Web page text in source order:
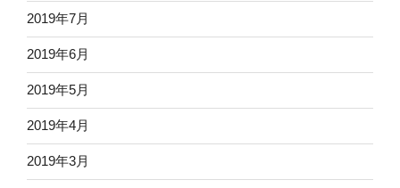
2019年7月
2019年6月
2019年5月
2019年4月
2019年3月